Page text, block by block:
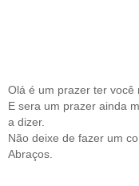
Olá é um prazer ter você
E sera um prazer ainda
a dizer.
Não deixe de fazer um
Abraços.